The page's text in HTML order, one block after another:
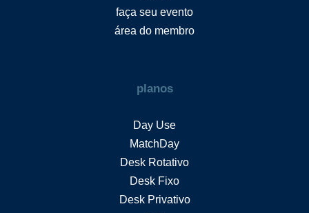
faça seu evento
área do membro
planos
Day Use
MatchDay
Desk Rotativo
Desk Fixo
Desk Privativo